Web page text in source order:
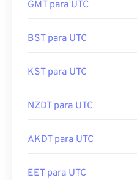
GMT para UTC
BST para UTC
KST para UTC
NZDT para UTC
AKDT para UTC
EET para UTC